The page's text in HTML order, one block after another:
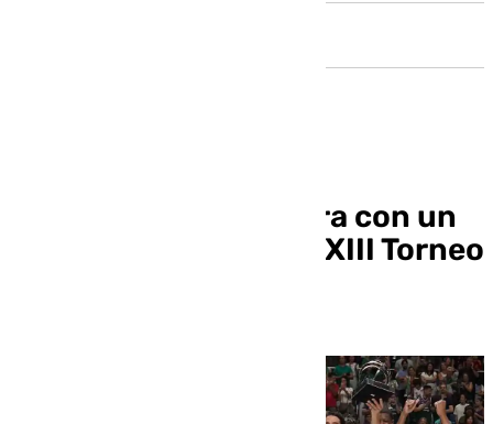
Carlos Suárez se retira con un
Unicaja campeón del XIII Torneo